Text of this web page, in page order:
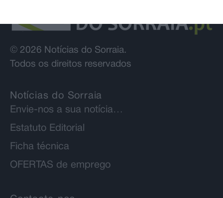
© 2026 Notícias do Sorraia.
Todos os direitos reservados
Notícias do Sorraia
Envie-nos a sua notícia…
Estatuto Editorial
Ficha técnica
OFERTAS de emprego